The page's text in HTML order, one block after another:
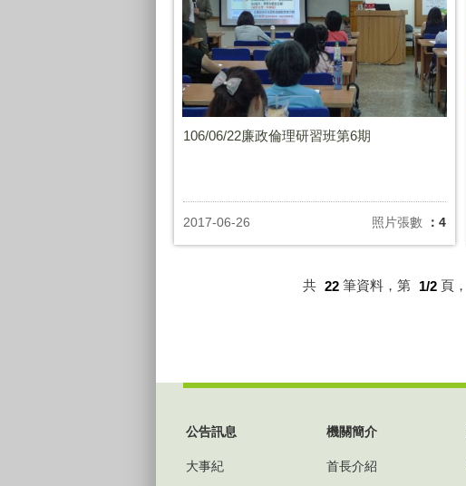
106/06/22廉政倫理研習班第6期
2017-06-26 照片張數 ：4
共 22 筆資料，第 1/2 頁，
公告訊息
大事紀
機關簡介
首長介紹